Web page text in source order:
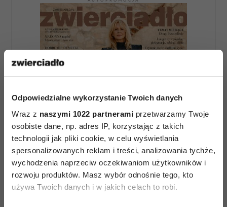
Odpowiedzialne wykorzystanie Twoich danych
Wraz z naszymi 1022 partnerami przetwarzamy Twoje
osobiste dane, np. adres IP, korzystając z takich
technologii jak pliki cookie, w celu wyświetlania
spersonalizowanych reklam i treści, analizowania tychże,
wychodzenia naprzeciw oczekiwaniom użytkowników i
rozwoju produktów. Masz wybór odnośnie tego, kto
używa Twoich danych i w jakich celach to robi.